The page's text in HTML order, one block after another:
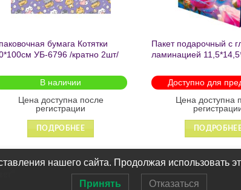
бумага Котятки
УБ-6796 /кратно 2шт/
В наличии
Цена доступна после
регистрации
ПОДРОБНЕЕ
Пакет подарочный с
ламинацией
Доступно для
Цена доступна
нашего сайта. Продолжая использовать
Принять Отказаться